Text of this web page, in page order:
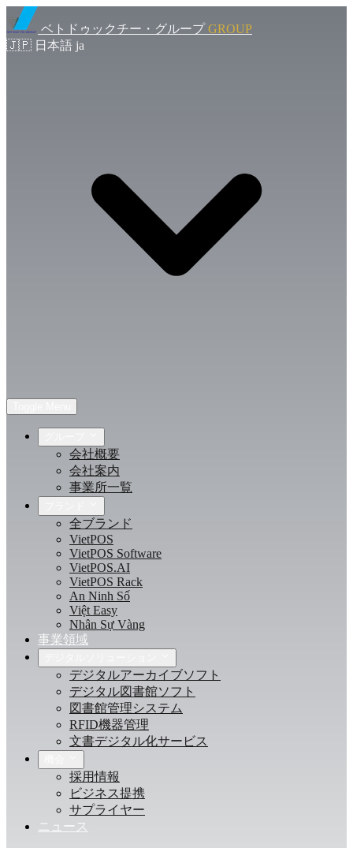
ベトドゥックチー・グループGROUP
🇯🇵 日本語 ja
会社概要
会社案内
事業所一覧
全ブランド
VietPOS
VietPOS Software
VietPOS.AI
VietPOS Rack
An Ninh Số
Việt Easy
Nhân Sự Vàng
事業領域
デジタルアーカイブソフト
デジタル図書館ソフト
図書館管理システム
RFID機器管理
文書デジタル化サービス
採用情報
ビジネス提携
サプライヤー
ニュース